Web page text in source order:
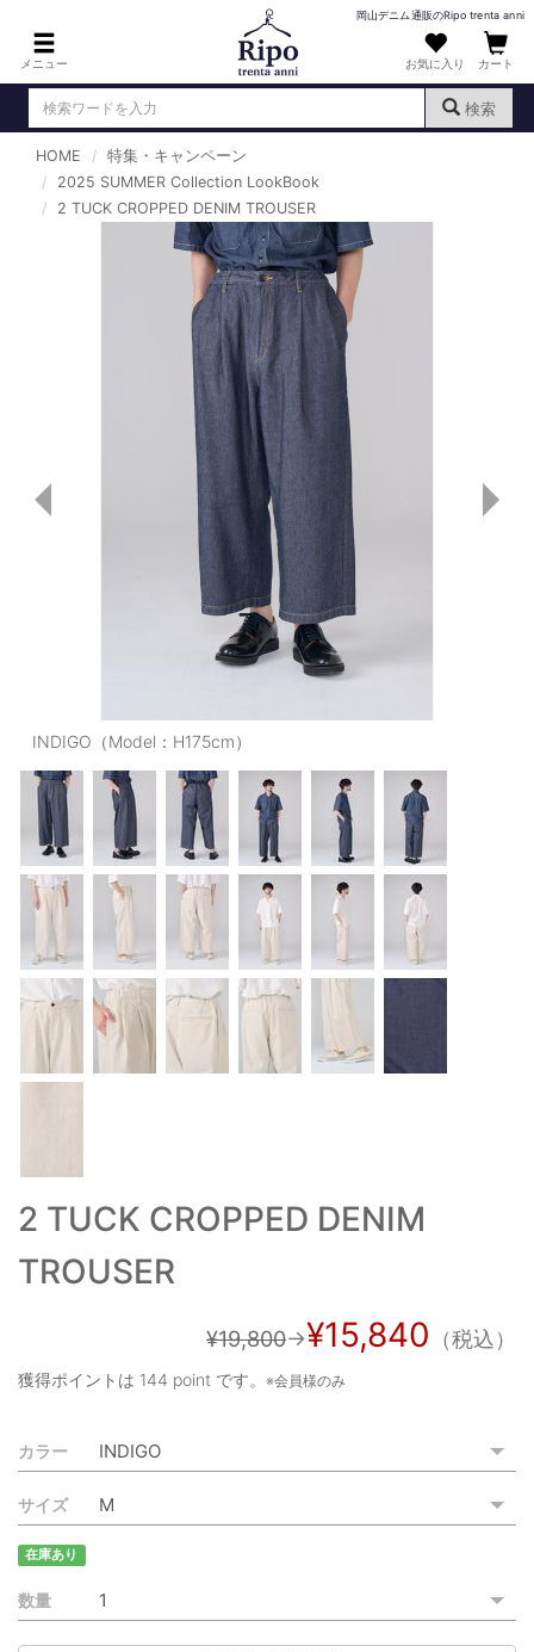
メニュー
岡山デニム通販のRipo trenta anni
お気に入り カート
検索
ログイン （新規会員登録）
PANTS : パンツ
TOPS : トップス
T-SHIRT : Tシャツ
KNIT : ニット
SHIRT : シャツ
OUTERS : アウター
LADIES : レディース
TOPS : トップス
OUTERS : アウター
OUTLET : アウトレット
MENS : メンズ
LADIES : レディース
新規会員登録
お買い物カゴ
ご利用ガイド
HOME
特集・キャンペーン
2025 SUMMER Collection LookBook
2 TUCK CROPPED DENIM TROUSER
INDIGO（Model：H175cm）
2 TUCK CROPPED DENIM
TROUSER
¥19,800→¥15,840 （税込）
獲得ポイントは 144 point です。 ※会員様のみ
カラー
サイズ
在庫あり
数量